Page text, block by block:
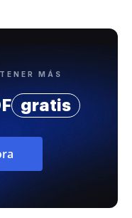
MÁS
gratis